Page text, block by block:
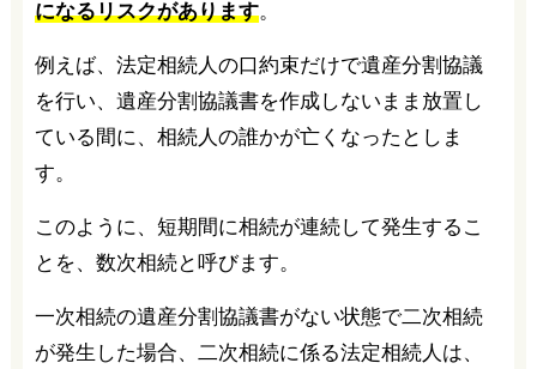
になるリスクがあります。
例えば、法定相続人の口約束だけで遺産分割協議
を行い、遺産分割協議書を作成しないまま放置し
ている間に、相続人の誰かが亡くなったとしま
す。
このように、短期間に相続が連続して発生するこ
とを、数次相続と呼びます。
一次相続の遺産分割協議書がない状態で二次相続
が発生した場合、二次相続に係る法定相続人は、